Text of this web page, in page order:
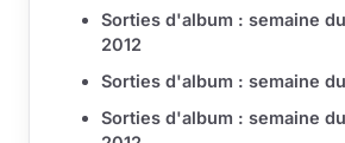
Sorties d'album : semaine
2012
Sorties d'album : semaine
Sorties d'album : semaine